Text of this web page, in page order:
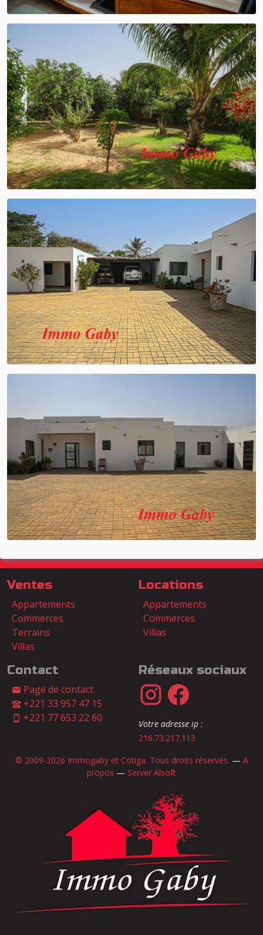
Ventes
Appartements
Commerces
Terrains
Villas
Locations
Appartements
Commerces
Villas
Contact
Page de contact
+221 33 957 47 15
+221 77 653 22 60
Réseaux sociaux
Votre adresse ip :
216.73.217.113
© 2009-2026 Immogaby et Cotiga. Tous droits réservés. — A
propos — Server Alsoft